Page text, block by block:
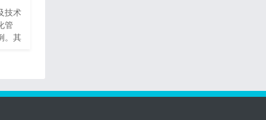
技术
管
。其